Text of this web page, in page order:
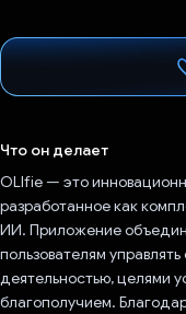
Что он делает
OLIfie — это
разработанное как
ИИ. Приложение
пользователям
деятельностью, целями
благополучием.